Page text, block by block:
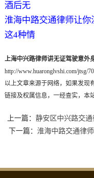
酒后无
淮海中路交通律师让你
这4种情
上海中兴路律师讲无证驾驶意外
http://www.huaronglvshi.com/jtsg/
以上文章来源于网络，如果发现
链接及权属信息，一经查实，本
上一篇： 静安区中兴路交
下一篇：淮海中路交通律